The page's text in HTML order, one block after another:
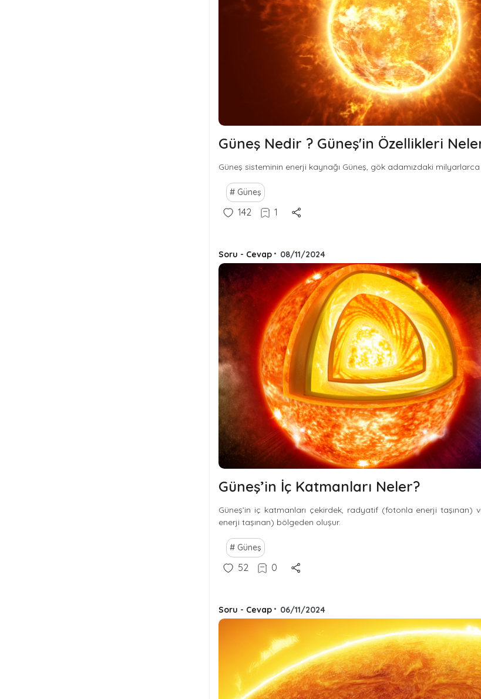
Güneş Nedir ? Güneş'in Özellikleri
Güneş sisteminin enerji kaynağı Güneş, gök adamızdaki milyarlarca
Güneş
142 1
Soru - Cevap • 08/11/2024
Güneş’in İç Katmanları Neler?
Güneş’in iç katmanları çekirdek, radyatif (fotonla enerji taşınan)
enerji taşınan) bölgeden oluşur.
Güneş
52 0
Soru - Cevap • 06/11/2024